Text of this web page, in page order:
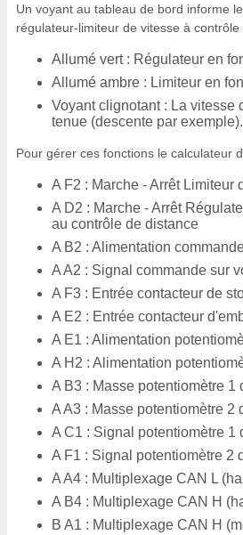
Un voyant au tableau de bord informe
régulateur-limiteur de vitesse à contrôle
Allumé vert : Régulateur en
Allumé ambre : Limiteur en
Voyant clignotant : La vitesse
tenue (descente par exemple).
Pour gérer ces fonctions le calculateur
A F2 : Marche - Arrêt Limiteur
A D2 : Marche - Arrêt
au contrôle de distance
A B2 : Alimentation
A A2 : Signal commande sur
A F3 : Entrée contacteur de
A E2 : Entrée contacteur
A E1 : Alimentation
A H2 : Alimentation
A B3 : Masse potentiomètre 1
A A3 : Masse potentiomètre 2
A C1 : Signal potentiomètre 1
A F1 : Signal potentiomètre 2
A A4 : Multiplexage CAN L
A B4 : Multiplexage CAN H
B A1 : Multiplexage CAN H